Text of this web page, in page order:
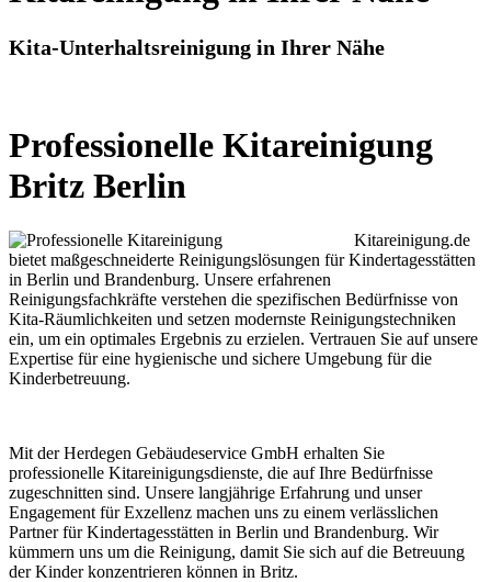
Kita-Unterhaltsreinigung in Ihrer Nähe
Professionelle Kitareinigung
Britz Berlin
Kitareinigung.de
bietet maßgeschneiderte Reinigungslösungen für Kindertagesstätten
in Berlin und Brandenburg. Unsere erfahrenen
Reinigungsfachkräfte verstehen die spezifischen Bedürfnisse von
Kita-Räumlichkeiten und setzen modernste Reinigungstechniken
ein, um ein optimales Ergebnis zu erzielen. Vertrauen Sie auf unsere
Expertise für eine hygienische und sichere Umgebung für die
Kinderbetreuung.
Mit der Herdegen Gebäudeservice GmbH erhalten Sie
professionelle Kitareinigungsdienste, die auf Ihre Bedürfnisse
zugeschnitten sind. Unsere langjährige Erfahrung und unser
Engagement für Exzellenz machen uns zu einem verlässlichen
Partner für Kindertagesstätten in Berlin und Brandenburg. Wir
kümmern uns um die Reinigung, damit Sie sich auf die Betreuung
der Kinder konzentrieren können in Britz.